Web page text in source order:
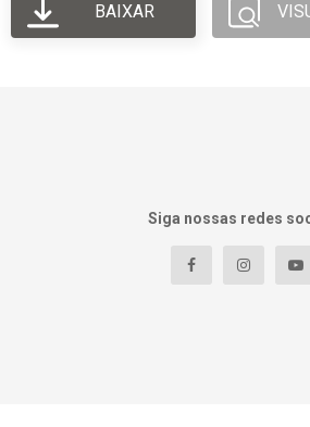
BAIXAR
Siga nossas redes